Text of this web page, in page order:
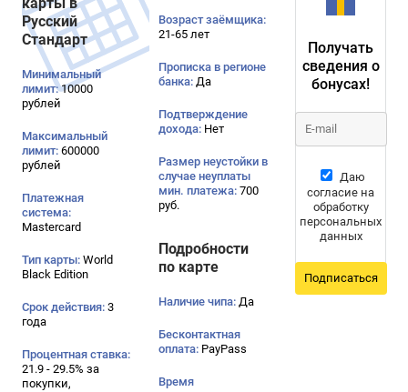
Русский
Стандарт
Минимальный
лимит:10000
рублей
Максимальный
лимит: 600000
рублей
Платежная
система:
Mastercard
Тип карты: World
Black Edition
Срок действия: 3
года
Процентная ставка:
21.9 - 29.5% за
покупки,
Возраст заёмщика:
21-65 лет
Прописка в регионе
банка: Да
Подтверждение
дохода: Нет
Размер неустойки в
случае неуплаты
мин. платежа: 700
руб.
Подробности
по карте
Наличие чипа: Да
Бесконтактная
оплата: PayPass
Время
Получать
сведения о
бонусах!
Даю
согласие на
обработку
персональных
данных
Подписаться